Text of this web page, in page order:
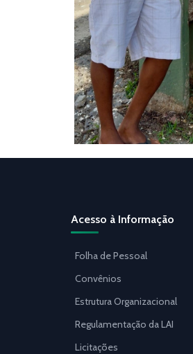
Acesso à Informação
Folha de Pessoal
Convênios
Estrutura Organizacional
Regulamentação da LAI
Licitações